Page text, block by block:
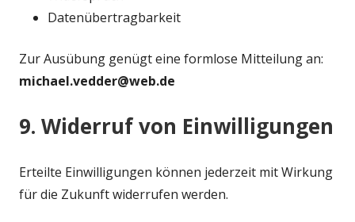
Datenübertragbarkeit
Zur Ausübung genügt eine formlose Mitteilung an:
michael.vedder@web.de
9. Widerruf von Einwilligungen
Erteilte Einwilligungen können jederzeit mit Wirkung
für die Zukunft widerrufen werden.